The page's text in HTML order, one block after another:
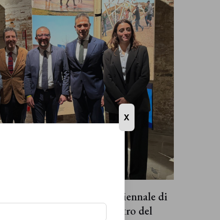
della Cultura 2026 alla Biennale di
come arte pubblica al centro del
X